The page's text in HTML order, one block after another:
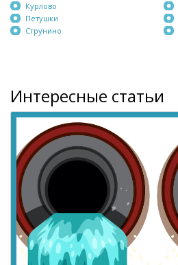
Курлово
Петушки
Струнино
Интересные статьи